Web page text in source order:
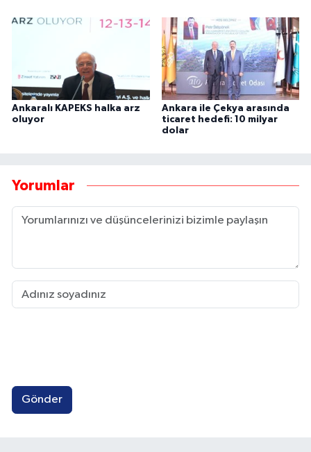
Ankaralı KAPEKS halka arz
oluyor
Ankara ile Çekya arasında
ticaret hedefi: 10 milyar
dolar
Yorumlar
Gönder